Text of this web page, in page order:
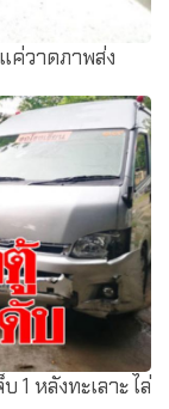
ค่วาดภาพส่ง
1 หลังทะเลาะ ไล่